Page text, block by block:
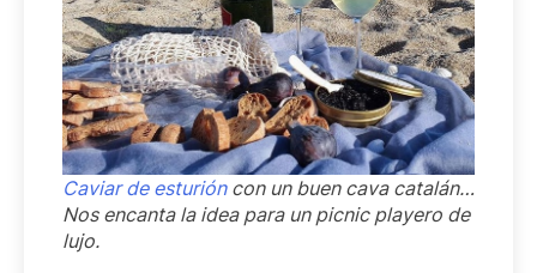
Caviar de esturióncon un buen cava catalán…
Nos encanta la idea para un picnic playero de
lujo.